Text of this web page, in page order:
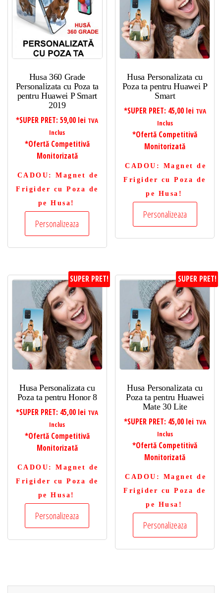
Husa 360 Grade
Personalizata cu Poza ta
pentru Huawei P Smart
2019
*SUPER PRET:59,00 lei TVA
Inclus
*Ofertă Competitivă
Monitorizată
CADOU : Magnet de
Frigider cu Poza de
pe Husa!
Personalizeaza
Husa Personalizata cu
Poza ta pentru Huawei P
Smart
*SUPER PRET: 45,00 lei TVA
Inclus
*Ofertă Competitivă
Monitorizată
CADOU : Magnet de
Frigider cu Poza de
pe Husa!
Personalizeaza
SUPER PRET!
Husa Personalizata cu
Poza ta pentru Honor 8
*SUPER PRET: 45,00 lei TVA
Inclus
*Ofertă Competitivă
Monitorizată
CADOU : Magnet de
Frigider cu Poza de
pe Husa!
Personalizeaza
SUPER PRET!
Husa Personalizata cu
Poza ta pentru Huawei
Mate 30 Lite
*SUPER PRET: 45,00 lei TVA
Inclus
*Ofertă Competitivă
Monitorizată
CADOU : Magnet de
Frigider cu Poza de
pe Husa!
Personalizeaza